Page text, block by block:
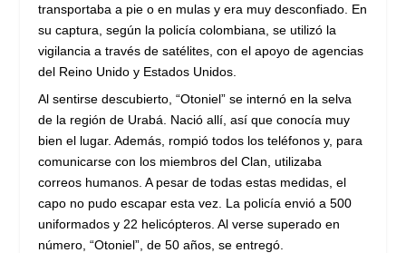
transportaba a pie o en mulas y era muy desconfiado. En
su captura, según la policía colombiana, se utilizó la
vigilancia a través de satélites, con el apoyo de agencias
del Reino Unido y Estados Unidos.
Al sentirse descubierto, “Otoniel” se internó en la selva
de la región de Urabá. Nació allí, así que conocía muy
bien el lugar. Además, rompió todos los teléfonos y, para
comunicarse con los miembros del Clan, utilizaba
correos humanos. A pesar de todas estas medidas, el
capo no pudo escapar esta vez. La policía envió a 500
uniformados y 22 helicópteros. Al verse superado en
número, “Otoniel”, de 50 años, se entregó.